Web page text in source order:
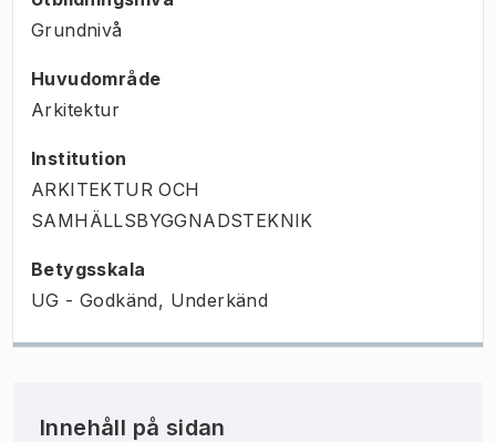
Grundnivå
Huvudområde
Arkitektur
Institution
ARKITEKTUR OCH
SAMHÄLLSBYGGNADSTEKNIK
Betygsskala
UG - Godkänd, Underkänd
Innehåll på sidan